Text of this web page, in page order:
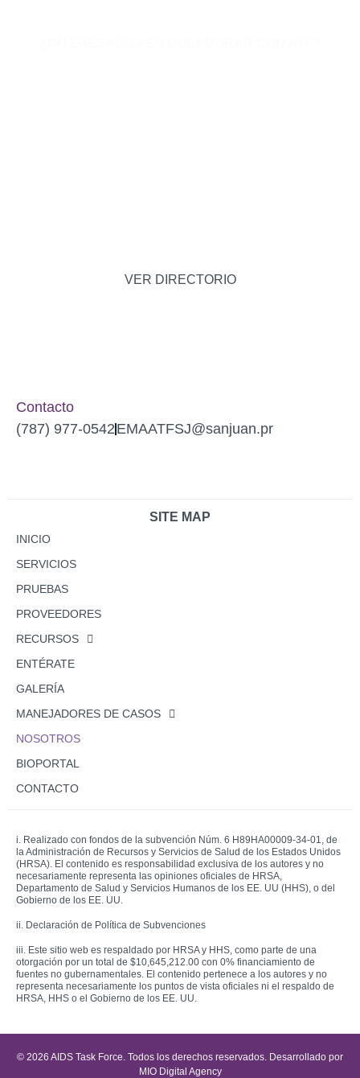
VER DIRECTORIO
Contacto
(787) 977-0542 EMAATFSJ@sanjuan.pr
SITE MAP
INICIO
SERVICIOS
PRUEBAS
PROVEEDORES
RECURSOS
ENTÉRATE
GALERÍA
MANEJADORES DE CASOS
NOSOTROS
BIOPORTAL
CONTACTO
i. Realizado con fondos de la subvención Núm. 6 H89HA00009-34-01, de
la Administración de Recursos y Servicios de Salud de los Estados Unidos
(HRSA). El contenido es responsabilidad exclusiva de los autores y no
necesariamente representa las opiniones oficiales de HRSA,
Departamento de Salud y Servicios Humanos de los EE. UU (HHS), o del
Gobierno de los EE. UU.
ii. Declaración de Política de Subvenciones
iii. Este sitio web es respaldado por HRSA y HHS, como parte de una
otorgación por un total de $10,645,212.00 con 0% financiamiento de
fuentes no gubernamentales. El contenido pertenece a los autores y no
representa necesariamente los puntos de vista oficiales ni el respaldo de
HRSA, HHS o el Gobierno de los EE. UU.
© 2026 AIDS Task Force. Todos los derechos reservados. Desarrollado por
MIO Digital Agency